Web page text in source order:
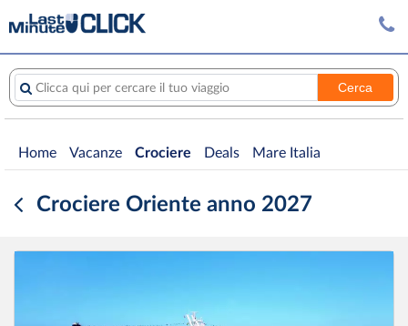
Clicca qui per cercare il tuo viaggio Cerca
Home Vacanze Crociere Deals Mare Italia
Crociere Oriente anno 2027